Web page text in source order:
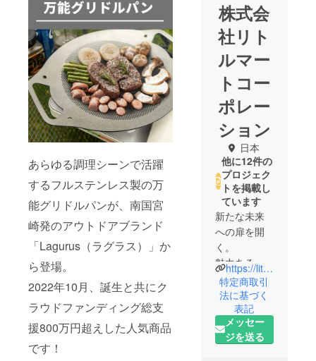
あらゆる調理シーンで活躍
するフルステンレス製の万
能グリドルパンが、南国宮
崎発のアウトドアブランド
「Lagurus（ラグラス）」か
ら登場。
2022年10月、誕生と共にク
ラウドファンディング総支
援800万円超えした人気商品
です！
株式会
社リト
ルマー
トコー
ポレー
ション
日本
他に12件の
プロジェク
トを掲載し
ています
新たな未来
への扉を開
く。
魅力ある商
品開発とモ
ノづくり
で、
笑顔と幸せ
を届ける。
https://littlemart.co.jp/
特定商取引
法に基づく
表記
メッセー
ジを送る